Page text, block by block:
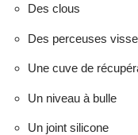
Des clous
Des perceuses
Une cuve de
Un niveau à bulle
Un joint silicone